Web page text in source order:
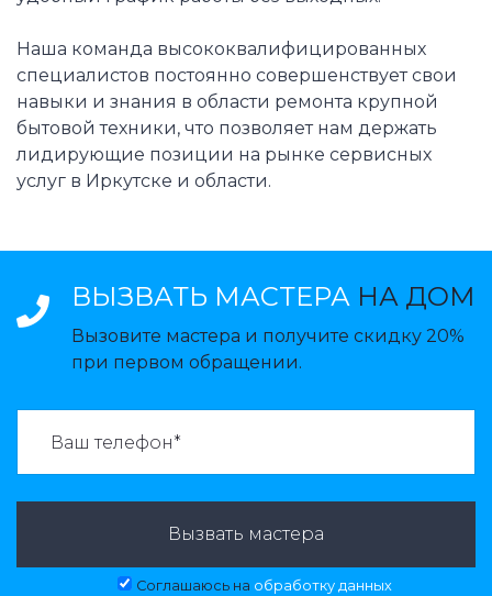
Наша команда высококвалифицированных
специалистов постоянно совершенствует свои
навыки и знания в области ремонта крупной
бытовой техники, что позволяет нам держать
лидирующие позиции на рынке сервисных
услуг в Иркутске и области.
ВЫЗВАТЬ МАСТЕРА НА ДОМ
Вызовите мастера и получите скидку 20%
при первом обращении.
Вызвать мастера
Соглашаюсь на обработку данных